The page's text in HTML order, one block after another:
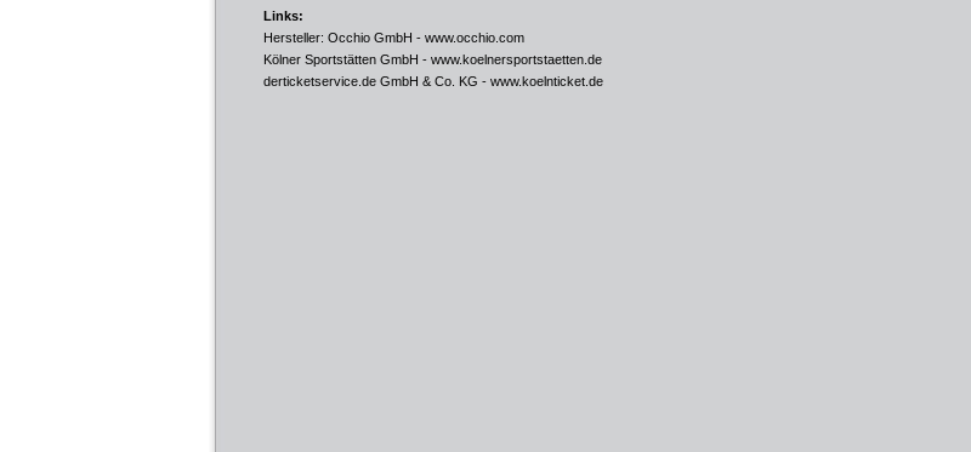
Links:
Hersteller: Occhio GmbH - www.occhio.com
Kölner Sportstätten GmbH - www.koelnersportstaetten.de
derticketservice.de GmbH & Co. KG - www.koelnticket.de